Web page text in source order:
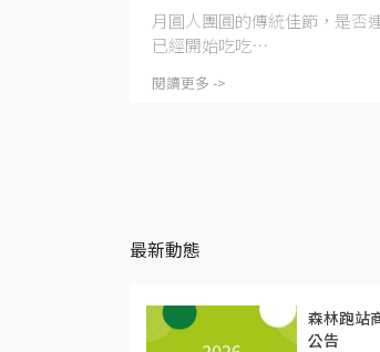
月圓人團圓的傳統佳節，是否
已經開始吃吃⋯
閱讀更多 ->
最新動態
森林跑站
公告